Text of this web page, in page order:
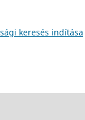
keresés indítása